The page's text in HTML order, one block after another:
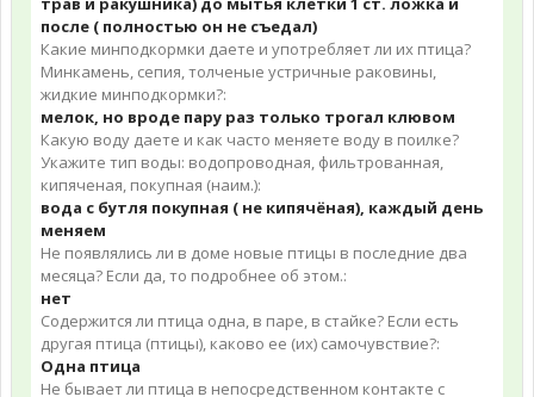
после ( полностью он не съедал)
Какие минподкормки даете и употребляет ли их птица?
Минкамень, сепия, толченые устричные раковины,
жидкие минподкормки?:
мелок, но вроде пару раз только трогал клювом
Какую воду даете и как часто меняете воду в поилке?
Укажите тип воды: водопроводная, фильтрованная,
кипяченая, покупная (наим.):
вода с бутля покупная ( не кипячёная), каждый день
меняем
Не появлялись ли в доме новые птицы в последние два
месяца? Если да, то подробнее об этом.:
нет
Содержится ли птица одна, в паре, в стайке? Если есть
другая птица (птицы), каково ее (их) самочувствие?:
Одна птица
Не бывает ли птица в непосредственном контакте с